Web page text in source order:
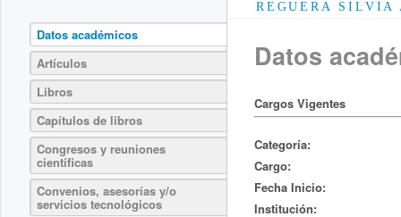
REGUERA SILVIA
Datos académicos
Artículos
Libros
Capítulos de libros
Congresos y reuniones
científicas
Convenios, asesorías y/o
servicios tecnológicos
Datos
Cargos Vigentes
Categoría:
Cargo:
Fecha Inicio:
Institución: